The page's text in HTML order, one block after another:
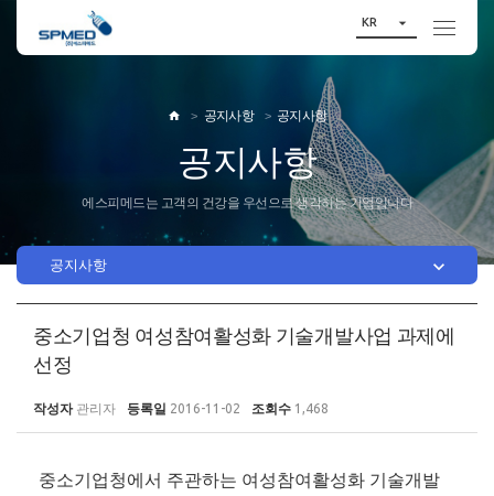
KR 
 공지사항 공지사항
공지사항
에스피메드는 고객의 건강을 우선으로 생각하는 기업입니다
공지사항 
중소기업청 여성참여활성화 기술개발사업 과제에
선정
작성자 관리자 등록일 2016-11-02 조회수 1,468
중소기업청에서 주관하는 여성참여활성화 기술개발